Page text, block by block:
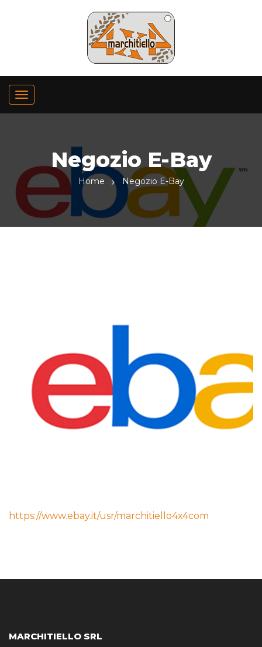
Negozio E-Bay
Home Negozio E-Bay
https://www.ebay.it/usr/marchitiello4x4com
MARCHITIELLO SRL